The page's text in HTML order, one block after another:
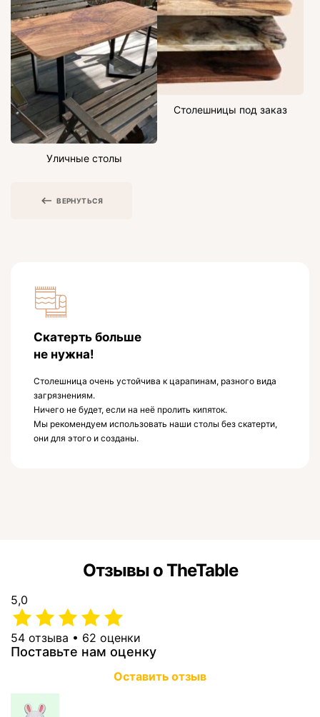
Уличные столы
Столешницы под заказ
ВЕРНУТЬСЯ
Скатерть больше
не нужна!
Столешница очень устойчива к царапинам, разного вида
загрязнениям.
Ничего не будет, если на неё пролить кипяток.
Мы рекомендуем использовать наши столы без скатерти,
они для этого и созданы.
Отзывы о TheTable
5,0
54 отзыва • 62 оценки
Поставьте нам оценку
Оставить отзыв